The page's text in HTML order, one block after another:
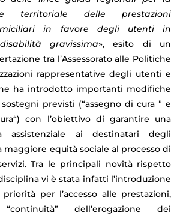
territoriale delle prestazioni
in favore degli utenti in
gravissima», esito di un
tra l’Assessorato alle Politiche
rappresentative degli utenti e
ha introdotto importanti modifiche
previsti (“assegno di cura ” e
con l’obiettivo di garantire una
assistenziale ai destinatari degli
equità sociale al processo di
Tra le principali novità rispetto
vi è stata infatti l’introduzione
per l’accesso alle prestazioni,
dell’erogazione dei